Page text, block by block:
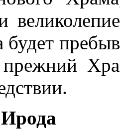
будет
прежний